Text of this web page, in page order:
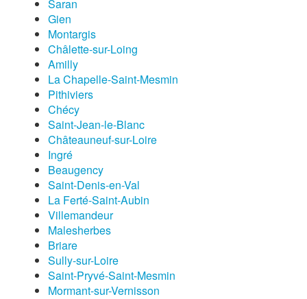
Saran
Gien
Montargis
Châlette-sur-Loing
Amilly
La Chapelle-Saint-Mesmin
Pithiviers
Chécy
Saint-Jean-le-Blanc
Châteauneuf-sur-Loire
Ingré
Beaugency
Saint-Denis-en-Val
La Ferté-Saint-Aubin
Villemandeur
Malesherbes
Briare
Sully-sur-Loire
Saint-Pryvé-Saint-Mesmin
Mormant-sur-Vernisson